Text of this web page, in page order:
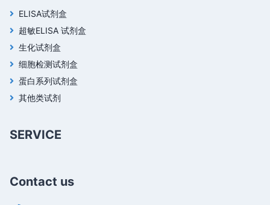
ELISA试剂盒
超敏ELISA 试剂盒
生化试剂盒
细胞检测试剂盒
蛋白系列试剂盒
其他类试剂
SERVICE
Contact us